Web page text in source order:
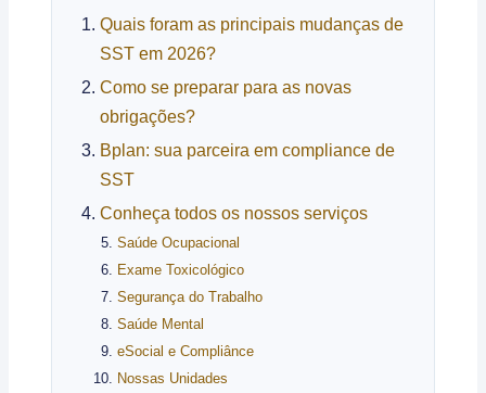
Quais foram as principais mudanças de
SST em 2026?
Como se preparar para as novas
obrigações?
Bplan: sua parceira em compliance de
SST
Conheça todos os nossos serviços
Saúde Ocupacional
Exame Toxicológico
Segurança do Trabalho
Saúde Mental
eSocial e Compliânce
Nossas Unidades